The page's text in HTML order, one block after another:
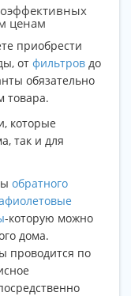
ценам
приобрести
от фильтров до
обязательно
товара.
которые
так и для
обратного
-которую можно
дома.
проводится по